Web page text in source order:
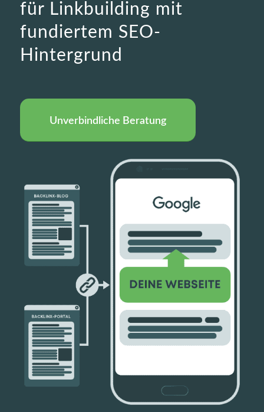
für Linkbuilding mit
fundiertem SEO-
Hintergrund
Unverbindliche Beratung